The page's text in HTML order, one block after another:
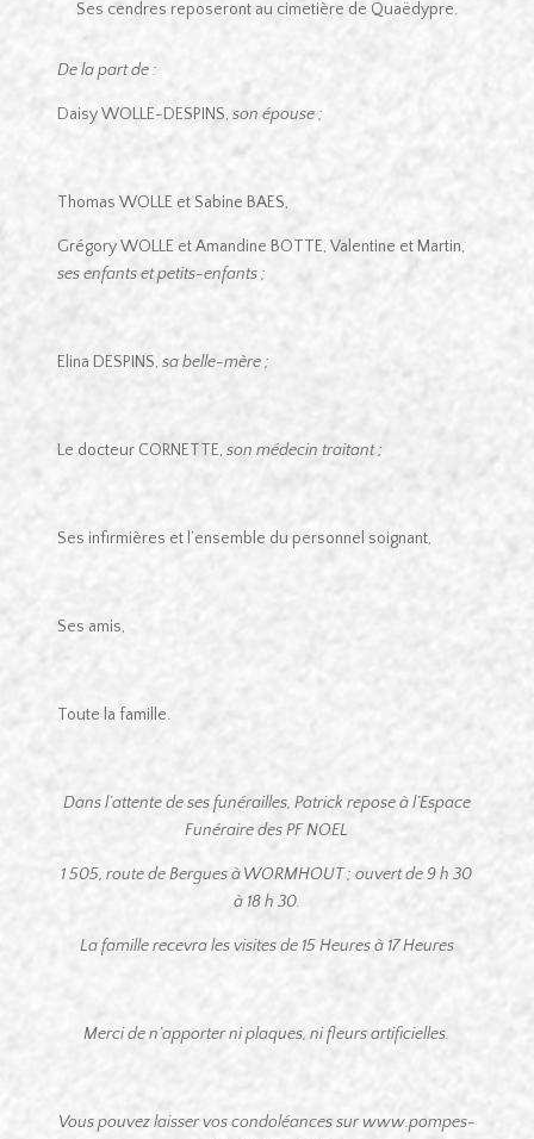
Ses cendres reposeront au cimetière de Quaëdypre.
De la part de :
Daisy WOLLE-DESPINS,son épouse ;
Thomas WOLLE et Sabine BAES,
Grégory WOLLE et Amandine BOTTE, Valentine et Martin,
ses enfants et petits-enfants ;
Elina DESPINS,sa belle-mère ;
Le docteur CORNETTE,son médecin traitant ;
Ses infirmières et l’ensemble du personnel soignant,
Ses amis,
Toute la famille.
Dans l’attente de ses funérailles, Patrick repose à l’Espace
Funéraire des PF NOEL
1 505, route de Bergues à WORMHOUT ; ouvert de 9 h 30
à 18 h 30.
La famille recevra les visites de 15 Heures à 17 Heures
Merci de n’apporter ni plaques, ni fleurs artificielles.
Vous pouvez laisser vos condoléances sur www.pompes-